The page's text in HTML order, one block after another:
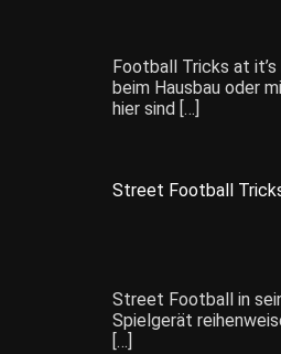
Football Tricks at
beim Hausbau oder
hier sind […]
Street Football
Street Football in
Spielgerät
[…]